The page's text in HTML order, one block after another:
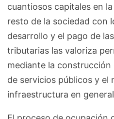
cuantiosos capitales en
resto de la sociedad con
desarrollo y el pago de
tributarias las valoriza
mediante la construcción
de servicios públicos y el
infraestructura en